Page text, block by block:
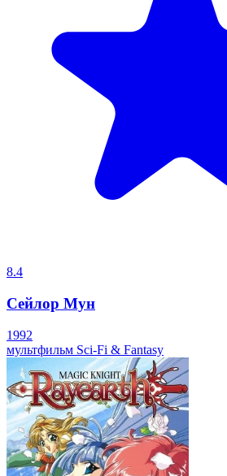
8.4
Сейлор Мун
1992
мультфильм Sci-Fi & Fantasy